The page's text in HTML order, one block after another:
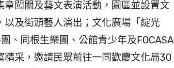
闖關及藝文表演活動，園區並設置文
及街頭藝人演出；文化廣場「綻光
、同根生樂團、公館青少年及FOCASA
采，邀請民眾前往一同歡慶文化局30